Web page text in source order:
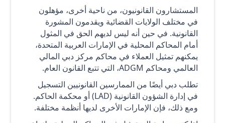
المستشارون القانونيون، من ناحية أخرى، مؤهلون
في مختلف الولايات القضائية ويقدمون المشورة
القانونية. في حين أنه ليس لديهم الحق في المثول
أمام المحاكم المحلية في الإمارات العربية المتحدة،
يمكنهم تمثيل العملاء في محاكم مركز دبي المالي
العالمي ومحاكم ADGM، التي تتبع القانون العام.
تطلب دبي أيضًا من الممارسين القانونيين التسجيل
في إدارة الشؤون القانونية (LAD) أو محكمة الحاكم.
ومع ذلك، فإن الإمارات الأخرى لديها أنظمة مختلفة.